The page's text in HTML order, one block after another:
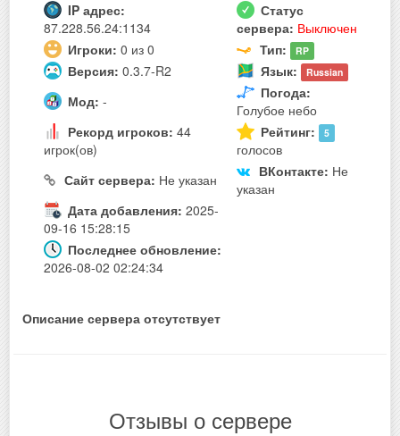
IP адрес:
87.228.56.24:1134
Статус
сервера: Выключен
Игроки: 0 из 0 Тип: RP
Версия: 0.3.7-R2 Язык: Russian
Мод: -
Погода:
Голубое небо
Рекорд игроков: 44
игрок(ов)
Рейтинг: 5
голосов
Сайт сервера: Не указан ВКонтакте: Не
указан
Дата добавления: 2025-
09-16 15:28:15
Последнее обновление:
2026-08-02 02:24:34
Описание сервера отсутствует
Отзывы о сервере